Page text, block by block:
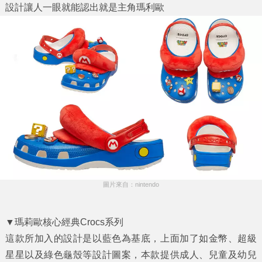
設計讓人一眼就能認出就是主角瑪利歐
圖片來自：nintendo
▼瑪莉歐核心經典Crocs系列
這款所加入的設計是以藍色為基底，上面加了如金幣、超級
星星以及綠色龜殼等設計圖案，本款提供成人、兒童及幼兒